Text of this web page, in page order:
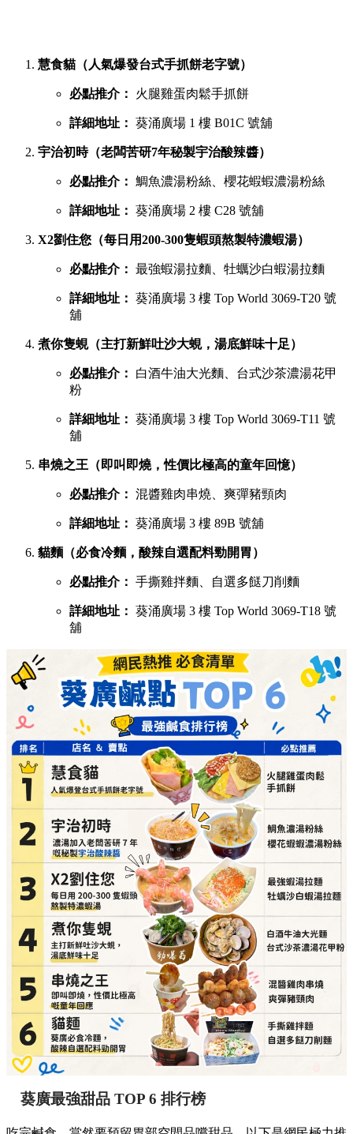
慧食貓（人氣爆發台式手抓餅老字號）
必點推介： 火腿雞蛋肉鬆手抓餅
詳細地址： 葵涌廣場 1 樓 B01C 號舖
宇治初時（老闆苦研7年秘製宇治酸辣醬）
必點推介： 鯛魚濃湯粉絲、櫻花蝦蝦濃湯粉絲
詳細地址： 葵涌廣場 2 樓 C28 號舖
X2劉住您（每日用200-300隻蝦頭熬製特濃蝦湯）
必點推介： 最強蝦湯拉麵、牡蠣沙白蝦湯拉麵
詳細地址： 葵涌廣場 3 樓 Top World 3069-T20 號
舖
煮你隻蜆（主打新鮮吐沙大蜆，湯底鮮味十足）
必點推介：
白酒牛油大光麵、台式沙茶濃湯花甲
粉
詳細地址： 葵涌廣場 3 樓 Top World 3069-T11 號
舖
串燒之王（即叫即燒，性價比極高的童年回憶）
必點推介： 混醬雞肉串燒、爽彈豬頸肉
詳細地址： 葵涌廣場 3 樓 89B 號舖
貓麵（必食冷麵，酸辣自選配料勁開胃）
必點推介： 手撕雞拌麵、自選多餸刀削麵
詳細地址： 葵涌廣場 3 樓 Top World 3069-T18 號
舖
葵廣最強甜品 TOP 6 排行榜